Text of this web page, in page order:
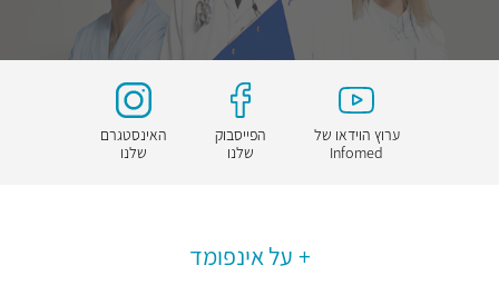
ערוץ הוידאו של
Infomed
הפייסבוק
שלנו
האינסטגרם
שלנו
על אינפומד